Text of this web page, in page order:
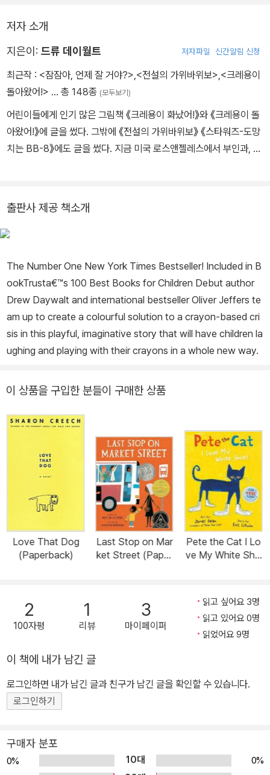
저자 소개
지은이: 드류 데이월트 저자파일 신간알림 신청
최근작 : <잠잠아, 언제 잘 거야?>,<전설의 가위바위보>,<크레용이
돌아왔어!> … 총 148종 (모두보기)
어린이들에게 인기 많은 그림책 《크레용이 화났어!》와 《크레용이 돌
아왔어!》에 글을 썼다. 그밖에 《전설의 가위바위보》 《스타워즈-도망
치는 BB-8》에도 글을 썼다. 지금 미국 로스앤젤레스에서 부인과, 애
출판사 제공 책소개
The Number One New York Times Bestseller! Included in B
ookTrusta€™s 100 Best Books for Children Debut author
Drew Daywalt and international bestseller Oliver Jeffers te
am up to create a colourful solution to a crayon-based cri
sis in this playful, imaginative story that will have children la
ughing and playing with their crayons in a whole new way.
이 상품을 구입한 분들이 구매한 상품
Love That Dog
(Paperback)
Last Stop on Mar
ket Street (Paper
Pete the Cat I Lo
ve My White Sho
2
100자평
1
리뷰
3
마이페이퍼
읽고 싶어요 3명
읽고 있어요 0명
읽었어요 9명
이 책에 내가 남긴 글
로그인하면 내가 남긴 글과 친구가 남긴 글을 확인할 수 있습니다.
로그인하기
구매자 분포
0% 10대
0%